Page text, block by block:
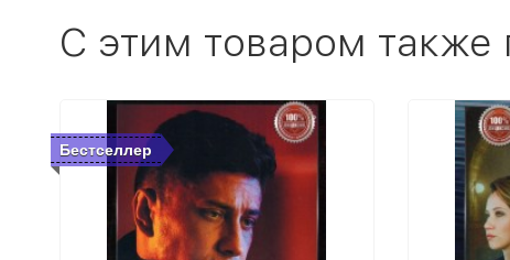
C этим товаром также
Бестселлер